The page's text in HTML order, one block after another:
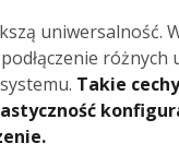
uniwersalność.
różnych
Takie